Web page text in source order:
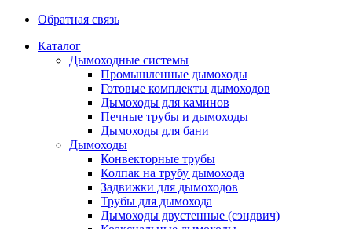
Обратная связь
Каталог
Дымоходные системы
Промышленные дымоходы
Готовые комплекты дымоходов
Дымоходы для каминов
Печные трубы и дымоходы
Дымоходы для бани
Дымоходы
Конвекторные трубы
Колпак на трубу дымохода
Задвижки для дымоходов
Трубы для дымохода
Дымоходы двустенные (сэндвич)